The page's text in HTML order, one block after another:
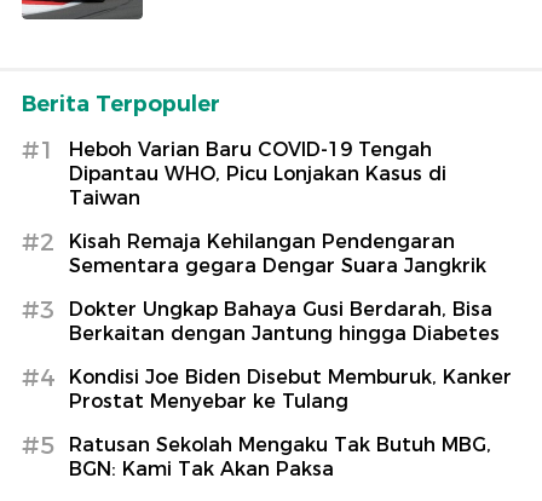
Berita Terpopuler
#1
Heboh Varian Baru COVID-19 Tengah
Dipantau WHO, Picu Lonjakan Kasus di
Taiwan
#2
Kisah Remaja Kehilangan Pendengaran
Sementara gegara Dengar Suara Jangkrik
#3
Dokter Ungkap Bahaya Gusi Berdarah, Bisa
Berkaitan dengan Jantung hingga Diabetes
#4
Kondisi Joe Biden Disebut Memburuk, Kanker
Prostat Menyebar ke Tulang
#5
Ratusan Sekolah Mengaku Tak Butuh MBG,
BGN: Kami Tak Akan Paksa